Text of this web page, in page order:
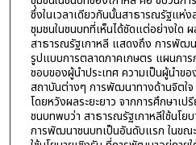
ซึ่งในเวลาเดียวกันนั้นสาธารณรัฐแ
ชุมชนในชนบทที่เห็นได้ชัดแต่อย่างใด
สาธารณรัฐเกาหลี แสดงถึง การพัฒ
รูปแบบการตลาดภาคเกษตร แผนกา
ชอบของผู้นำประเทศ ความเป็นผู้นำข
สถาบันต่างๆ การพัฒนาทางด้านจิตใ
โดยหวังผลระยะยาว จากการศึกษาเ
ชนบทพบว่า สาธารณรัฐเกาหลีใช้นโย
การพัฒนาชนบทเป็นอันดับแรก ในข